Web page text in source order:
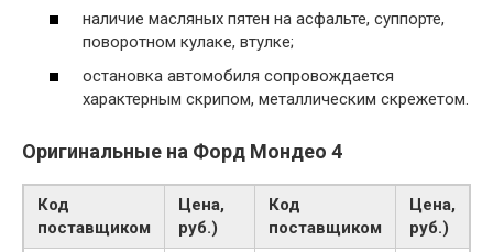
наличие масляных пятен на асфальте, суппорте,
поворотном кулаке, втулке;
остановка автомобиля сопровождается
характерным скрипом, металлическим скрежетом.
Оригинальные на Форд Мондео 4
Код
поставщиком
Цена,
руб.)
Код
поставщиком
Цена,
руб.)